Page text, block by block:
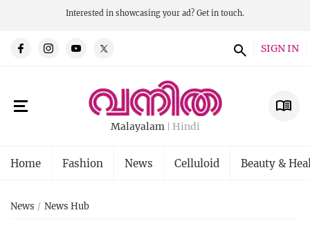
Interested in showcasing your ad? Get in touch.
SIGN IN
Malayalam Hindi
Home Fashion News Celluloid Beauty &
News News Hub